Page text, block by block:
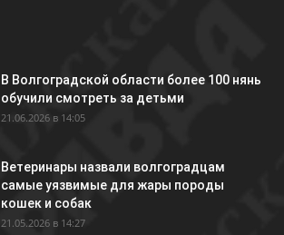
В Волгоградской области более 100 нянь
обучили смотреть за детьми
21.06.2026 в 14:05
Ветеринары назвали волгоградцам
самые уязвимые для жары породы
кошек и собак
21.05.2026 в 14:27